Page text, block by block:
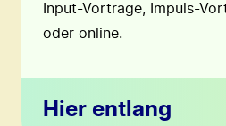
Input-Vorträge, Impuls-
oder online.
Hier entlang